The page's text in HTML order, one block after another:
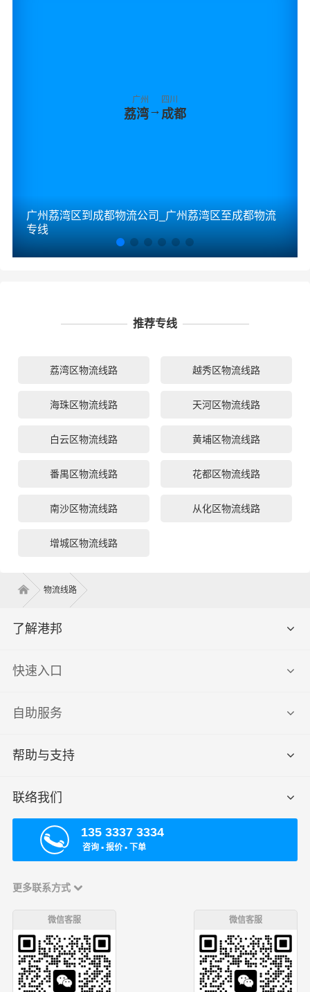
广州
荔湾→
四川
成都
广州荔湾区到成都物流公司_广州荔湾区至成都物流
专线
推荐专线
荔湾区物流线路 越秀区物流线路
海珠区物流线路 天河区物流线路
白云区物流线路 黄埔区物流线路
番禺区物流线路 花都区物流线路
南沙区物流线路 从化区物流线路
增城区物流线路
物流线路
了解港邦
快速入口
自助服务
帮助与支持
联络我们
135 3337 3334
咨询 ▪ 报价 ▪ 下单
更多联系方式
微信客服 微信客服